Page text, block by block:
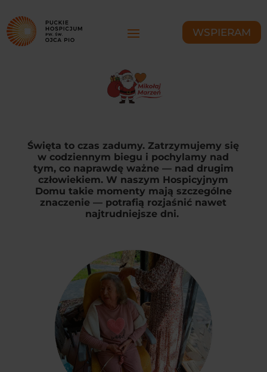
WSPIERAM
Święta to czas zadumy. Zatrzymujemy się
w codziennym biegu i pochylamy nad
tym, co naprawdę ważne — nad drugim
człowiekiem. W naszym Hospicyjnym
Domu takie momenty mają szczególne
znaczenie — potrafią rozjaśnić nawet
najtrudniejsze dni.